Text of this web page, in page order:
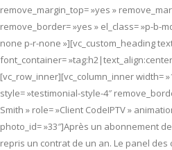
remove_margin_top= »yes »
remove_border= »yes » el_class= »p-b-
none p-r-none »][vc_custom_heading
font_container=
[vc_row_inner][vc_column_inner width=
style= »testimonial-style-4″
Smith » role= »Client CodeIPTV »
photo_id= »33″]Après un abonnement
repris un contrat de un an. Le panel